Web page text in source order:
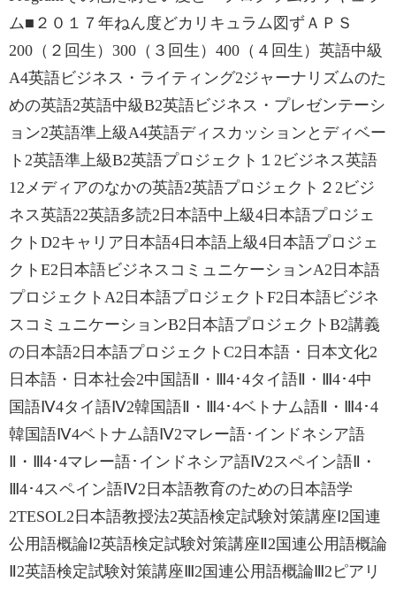
ム■‌２０１７年ねん度どカリキュラム図ずＡＰＳ
200（２回生）300（３回生）400（４回生）英語中級
A‌4英語ビジネス・ライティング2ジャーナリズムのた
めの英語2英語中級B‌2英語ビジネス・プレゼンテーシ
ョン2英語準上級A‌4英語ディスカッションとディベー
ト2英語準上級B‌2英語プロジェクト１2ビジネス英語
1‌2メディアのなかの英語2英語プロジェクト２2ビジ
ネス英語2‌2英語多読2日本語中上級4日本語プロジェ
クトD2キャリア日本語4日本語上級4日本語プロジェ
クトE‌2日本語ビジネスコミュニケーションA2日本語
プロジェクトA‌2日本語プロジェクトF‌2日本語ビジネ
スコミュニケーションB2日本語プロジェクトB‌2講義
の日本語2日本語プロジェクトC‌2日本語・日本文化2
日本語・日本社会2中国語Ⅱ・Ⅲ4･4タイ語Ⅱ・Ⅲ4･4中
国語Ⅳ4タイ語Ⅳ2韓国語Ⅱ・Ⅲ4･4ベトナム語Ⅱ・Ⅲ4･4
韓国語Ⅳ4ベトナム語Ⅳ2マレー語･インドネシア語
Ⅱ・Ⅲ4･4マレー語･インドネシア語Ⅳ2スペイン語Ⅱ・
Ⅲ4･4スペイン語Ⅳ2日本語教育のための日本語学
2TESOL2日本語教授法2英語検定試験対策講座Ⅰ2国連
公用語概論Ⅰ2英語検定試験対策講座Ⅱ2国連公用語概論
Ⅱ2英語検定試験対策講座Ⅲ2国連公用語概論Ⅲ2ピアリ